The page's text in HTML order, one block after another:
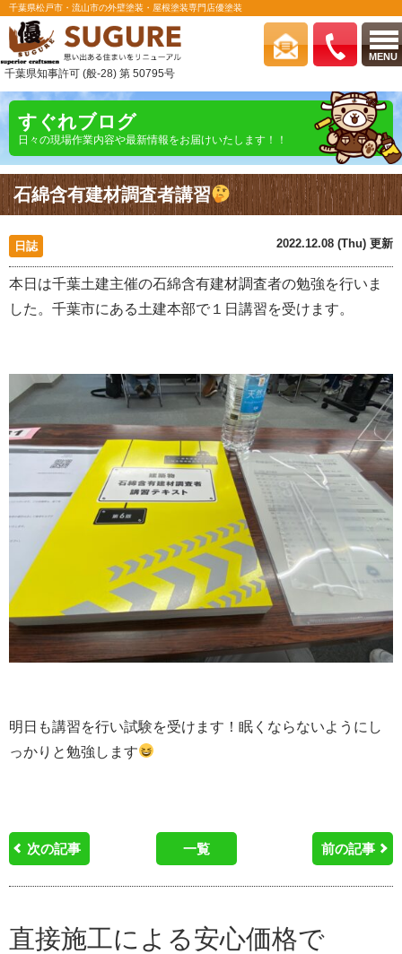
MENU
千葉県松戸市・流山市の外壁塗装・屋根塗装専門店優塗装
千葉県知事許可 (般-28) 第 50795号
すぐれブログ
日々の現場作業内容や最新情報をお届けいたします！！
石綿含有建材調査者講習
日誌 2022.12.08 (Thu) 更新
本日は千葉土建主催の石綿含有建材調査者の勉強を行いま
した。千葉市にある土建本部で１日講習を受けます。
明日も講習を行い試験を受けます！眠くならないようにし
っかりと勉強します
次の記事 一覧 前の記事
直接施工による安心価格で